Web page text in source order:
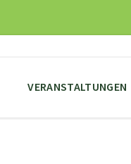
VERANSTALTUNGEN